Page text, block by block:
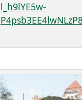
l_h9lYE5w-